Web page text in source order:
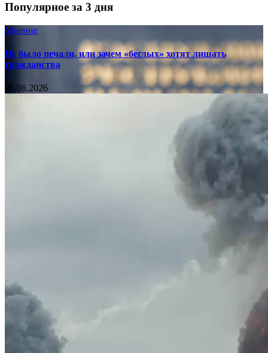
Популярное за 3 дня
Мнение
Не было печали, или зачем «беглых» хотят лишать
гражданства
06.08.2026